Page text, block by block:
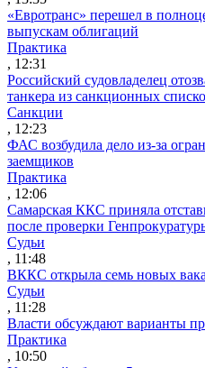
«Евротранс» перешел в
выпускам облигаций
Практика
, 12:31
Российский судовладелец
танкера из санкционных
Санкции
, 12:23
ФАС возбудила дело из-за
заемщиков
Практика
, 12:06
Самарская ККС приняла
после проверки
Судьи
, 11:48
ВККС открыла семь новых
Судьи
, 11:28
Власти обсуждают варианты
Практика
, 10:50